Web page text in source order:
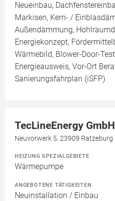
Neueinbau,
Markisen, Kern- /
Außendämmung,
Energiekonzept,
Wärmebild, Blower-Door-
Energieausweis, Vor-Ort
Sanierungsfahrplan (iSFP)
TecLineEnergy GmbH
Neuvorwerk 5, 23909
HEIZUNG SPEZIALGEBIETE
Wärmepumpe
ANGEBOTENE TÄTIGKEITEN
Neuinstallation / Einbau